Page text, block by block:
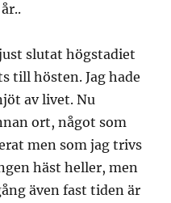
slutat högstadiet
till hösten. Jag hade
av livet. Nu
ort, något som
men som jag trivs
häst heller, men
även fast tiden är